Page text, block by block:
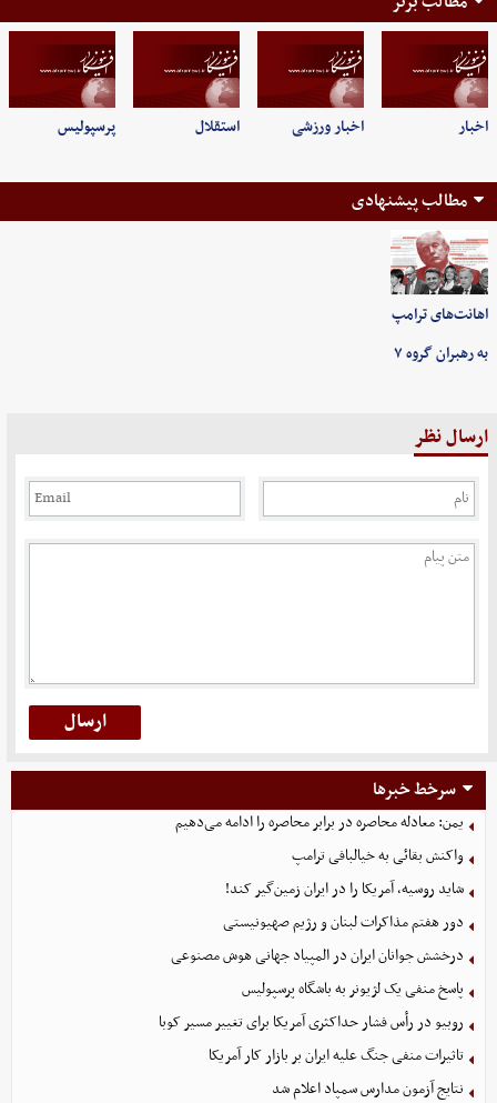
اخبار اخبار ورزشی استقلال پرسپولیس
مطالب پیشنهادی
اهانت‌های ترامپ
به رهبران گروه ۷
ارسال نظر
سرخط خبرها
یمن: معادله محاصره در برابر محاصره را ادامه می‌دهیم
واکنش بقائی به خیالبافی ترامپ
شاید روسیه، آمریکا را در ایران زمین‌گیر کند!
دور هفتم مذاکرات لبنان و رژیم صهیونیستی
درخشش جوانان ایران در المپیاد جهانی هوش مصنوعی
پاسخ منفی یک لژیونر به باشگاه پرسپولیس
روبیو در رأس فشار حداکثری آمریکا برای تغییر مسیر کوبا
تاثیرات منفی جنگ علیه ایران بر بازار کار آمریکا
نتایج آزمون مدارس سمپاد اعلام شد